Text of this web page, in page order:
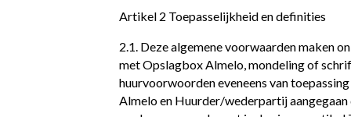
Artikel 2 Toepasselijkheid en definities
2.1. Deze algemene voorwaarden maken
met Opslagbox Almelo, mondeling of
huurvoorwoorden eveneens van
Almelo en Huurder/wederpartij